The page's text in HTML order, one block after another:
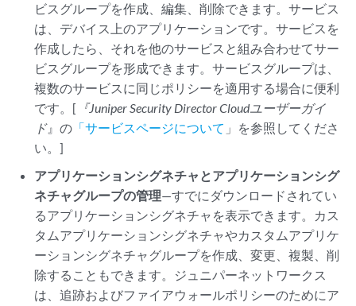
ビスグループを作成、編集、削除できます。サービス
は、デバイス上のアプリケーションです。サービスを
作成したら、それを他のサービスと組み合わせてサー
ビスグループを形成できます。サービスグループは、
複数のサービスに同じポリシーを適用する場合に便利
です。[ 『Juniper Security Director Cloudユーザーガイ
ド』の 「サービスページについて 」を参照してくださ
い。]
アプリケーションシグネチャとアプリケーションシグ
ネチャグループの管理—すでにダウンロードされてい
るアプリケーションシグネチャを表示できます。カス
タムアプリケーションシグネチャやカスタムアプリケ
ーションシグネチャグループを作成、変更、複製、削
除することもできます。ジュニパーネットワークス
は、追跡およびファイアウォールポリシーのためにア